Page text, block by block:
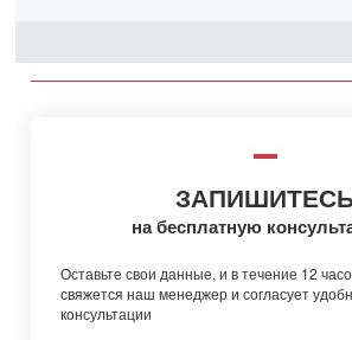
на бесплатную
Оставьте свои данные, и в течение 12
свяжется наш менеджер и согласует
консультации